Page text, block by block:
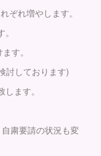
ぞれ増やします。
す。
討しております)
ます。
粛要請の状況も変